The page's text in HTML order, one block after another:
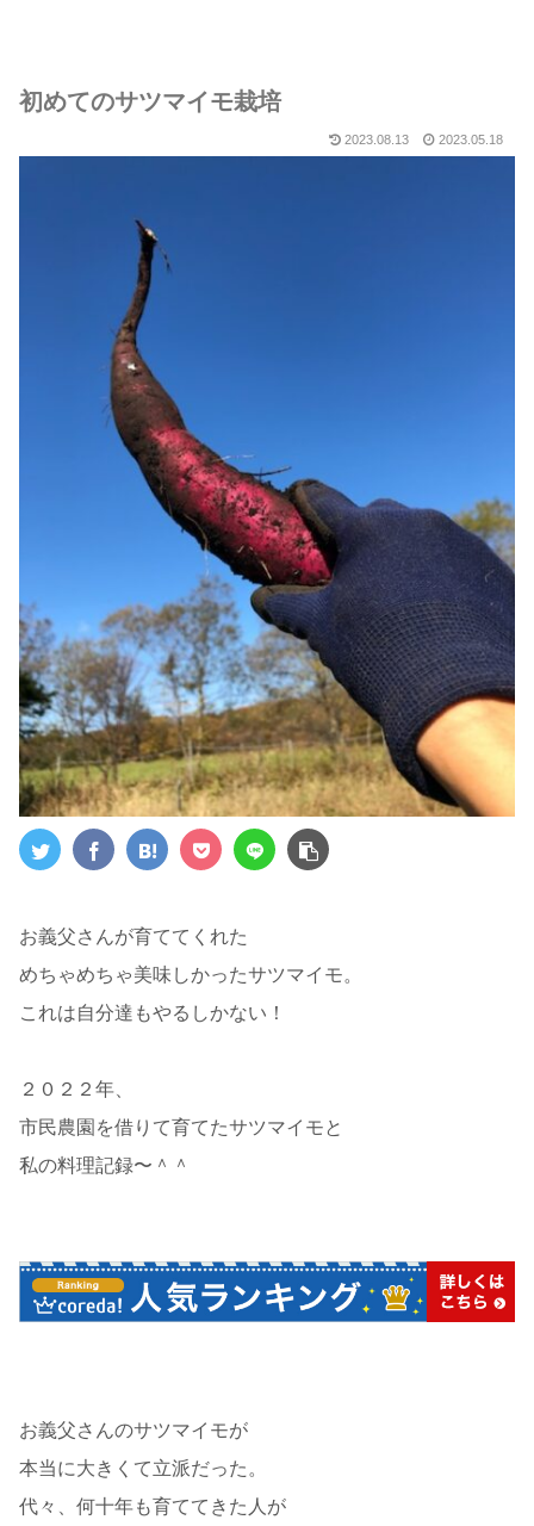
初めてのサツマイモ栽培
2023.08.13 2023.05.18
お義父さんが育ててくれた
めちゃめちゃ美味しかったサツマイモ。
これは自分達もやるしかない！
２０２２年、
市民農園を借りて育てたサツマイモと
私の料理記録〜＾＾
お義父さんのサツマイモが
本当に大きくて立派だった。
代々、何十年も育ててきた人が